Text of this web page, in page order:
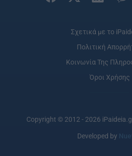
Σχετικά με το
Πολιτική
Κοινωνία Της
Όροι Χρήσης
Copyright © 2012 - 2026
Developed by